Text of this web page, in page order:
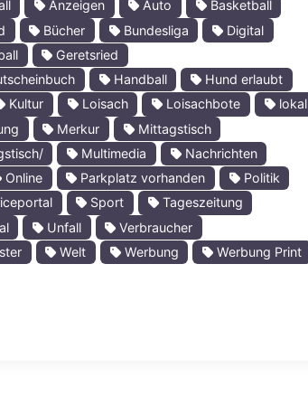
Anzeigen Auto
Basketball
Bücher Bundesliga
Digital
Geretsried
Handball
Hund erlaubt
Kultur Loisach Loisachbote
lokal
Merkur
Mittagstisch
Multimedia
Nachrichten
Online Parkplatz vorhanden
Politik
Sport
Tageszeitung
Unfall
Verbraucher
Welt Werbung
Werbung Print